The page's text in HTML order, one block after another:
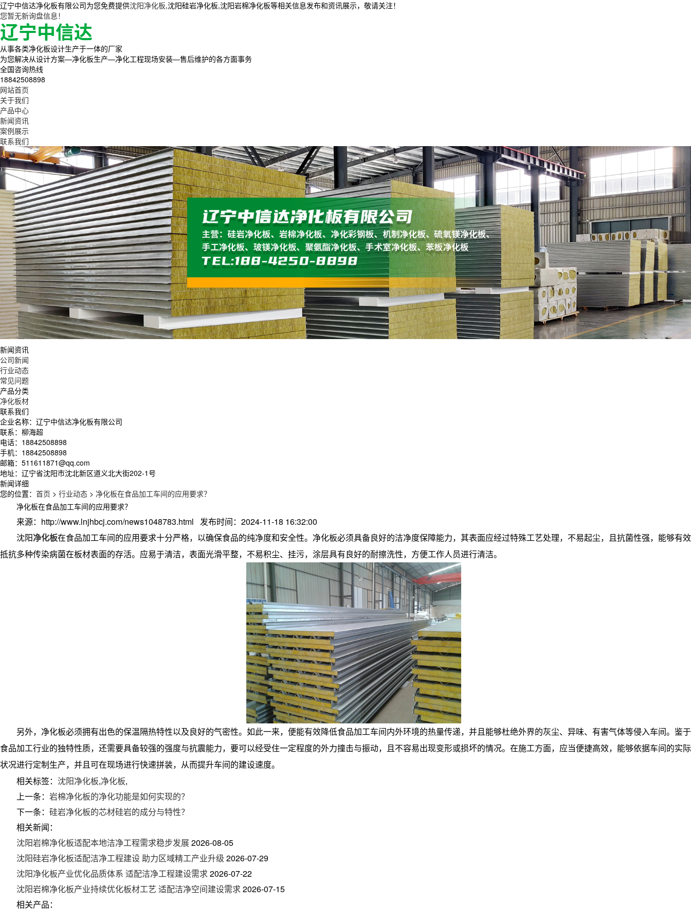
辽宁中信达净化板有限公司为您免费提供沈阳净化板,沈阳硅岩净化板,沈阳岩棉净化板等相关信息发布和资讯展示，敬请关注！
您暂无新询盘信息！
从事各类净化板设计生产于一体的厂家
为您解决从设计方案—净化板生产—净化工程现场安装—售后维护的各方面事务
全国咨询热线
18842508898
网站首页
关于我们
产品中心
新闻资讯
案例展示
联系我们
新闻资讯
公司新闻
行业动态
常见问题
产品分类
净化板材
联系我们
企业名称：辽宁中信达净化板有限公司
联系：柳海超
电话：18842508898
手机：18842508898
邮箱：511611871@qq.com
地址：辽宁省沈阳市沈北新区道义北大街202-1号
新闻详细
您的位置： 首页 > 行业动态 > 净化板在食品加工车间的应用要求？
净化板在食品加工车间的应用要求？
来源：http://www.lnjhbcj.com/news1048783.html 发布时间：2024-11-18 16:32:00
沈阳净化板在食品加工车间的应用要求十分严格，以确保食品的纯净度和安全性。 净化板必须具备良好的洁净度保障能力，其表面应经过特殊工艺处理，不易起尘，且抗菌性强，能够有效
抵抗多种传染病菌在板材表面的存活。应易于清洁，表面光滑平整，不易积尘、挂污，涂层具有良好的耐擦洗性，方便工作人员进行清洁。
另外， 净化板必须拥有出色的保温隔热特性以及良好的气密性。如此一来，便能有效降低食品加工车间内外环境的热量传递，并且能够杜绝外界的灰尘、异味、有害气体等侵入车间。鉴于
食品加工行业的独特性质，还需要具备较强的强度与抗震能力，要可以经受住一定程度的外力撞击与振动，且不容易出现变形或损坏的情况。在施工方面，应当便捷高效，能够依据车间的实际
状况进行定制生产，并且可在现场进行快速拼装，从而提升车间的建设速度。
相关标签： 沈阳净化板,净化板,
上一条： 岩棉净化板的净化功能是如何实现的？
下一条： 硅岩净化板的芯材硅岩的成分与特性？
相关新闻：
沈阳岩棉净化板适配本地洁净工程需求稳步发展2026-08-05
沈阳硅岩净化板适配洁净工程建设 助力区域精工产业升级 2026-07-29
沈阳净化板产业优化品质体系 适配洁净工程建设需求2026-07-22
沈阳岩棉净化板产业持续优化板材工艺 适配洁净空间建设需求2026-07-15
相关产品：